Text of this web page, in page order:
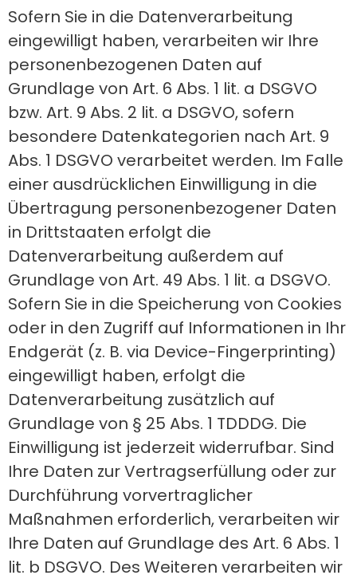
Sofern Sie in die Datenverarbeitung
eingewilligt haben, verarbeiten wir Ihre
personenbezogenen Daten auf
Grundlage von Art. 6 Abs. 1 lit. a DSGVO
bzw. Art. 9 Abs. 2 lit. a DSGVO, sofern
besondere Datenkategorien nach Art. 9
Abs. 1 DSGVO verarbeitet werden. Im Falle
einer ausdrücklichen Einwilligung in die
Übertragung personenbezogener Daten
in Drittstaaten erfolgt die
Datenverarbeitung außerdem auf
Grundlage von Art. 49 Abs. 1 lit. a DSGVO.
Sofern Sie in die Speicherung von Cookies
oder in den Zugriff auf Informationen in Ihr
Endgerät (z. B. via Device-Fingerprinting)
eingewilligt haben, erfolgt die
Datenverarbeitung zusätzlich auf
Grundlage von § 25 Abs. 1 TDDDG. Die
Einwilligung ist jederzeit widerrufbar. Sind
Ihre Daten zur Vertragserfüllung oder zur
Durchführung vorvertraglicher
Maßnahmen erforderlich, verarbeiten wir
Ihre Daten auf Grundlage des Art. 6 Abs. 1
lit. b DSGVO. Des Weiteren verarbeiten wir